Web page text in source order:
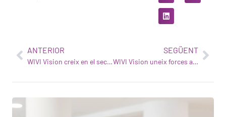
ANTERIOR
WIVI Vision creix en el sector de la salut visual
SEGÜENT
WIVI Vision uneix forces amb Federopticos